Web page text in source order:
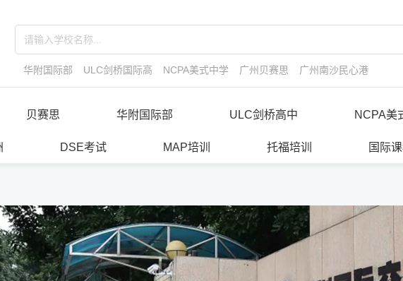
华附国际部 ULC剑桥国际高中 NCPA美式中学 广州贝赛思 广州南沙民心港人子弟
贝赛思 华附国际部 ULC剑桥高中 NCPA美
DSE考试 MAP培训 托福培训 国际